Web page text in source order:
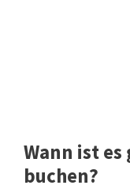
Wann ist es
buchen?